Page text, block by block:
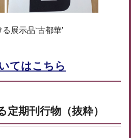
展示品‘古都華’
てはこちら
定期刊行物（抜粋）